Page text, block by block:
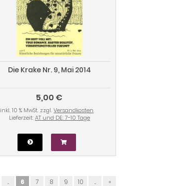
Die Krake Nr. 9, Mai 2014
5,00 €
inkl. 10 % MwSt. zzgl.Versandkosten
Lieferzeit:AT und DE: 7-10 Tage
... 6 7 8 9 10 ... »